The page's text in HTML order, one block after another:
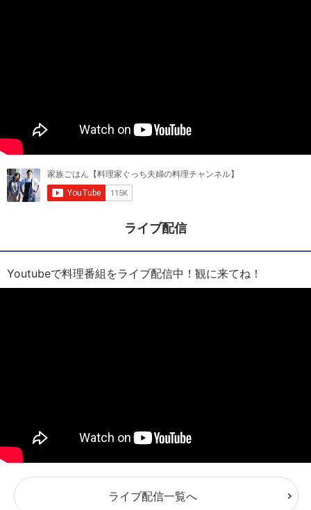
ライブ配信
Youtubeで料理番組をライブ配信中！観に来てね！
ライブ配信一覧へ